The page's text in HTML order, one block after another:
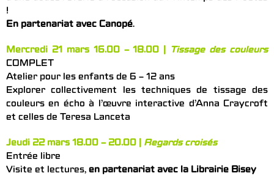
!
En partenariat avec Canopé.
Mercredi 21 mars 16.00 – 18.00 |
Tissage des couleurs
COMPLET
Atelier pour les enfants de 6 – 12 ans
Explorer collectivement les techniques de tissage des
couleurs en écho à l’œuvre interactive d’Anna Craycroft
et celles de Teresa Lanceta
Jeudi 22 mars 18.00 – 20.00 | Regards croisés
Entrée libre
Visite et lectures, en partenariat avec la Librairie Bisey